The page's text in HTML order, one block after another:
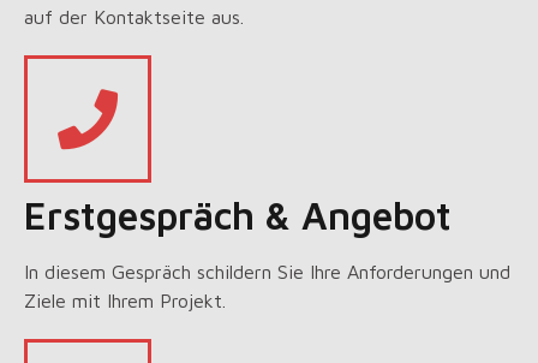
auf der Kontaktseite aus.
Erstgespräch & Angebot
In diesem Gespräch schildern Sie Ihre Anforderungen und
Ziele mit Ihrem Projekt.